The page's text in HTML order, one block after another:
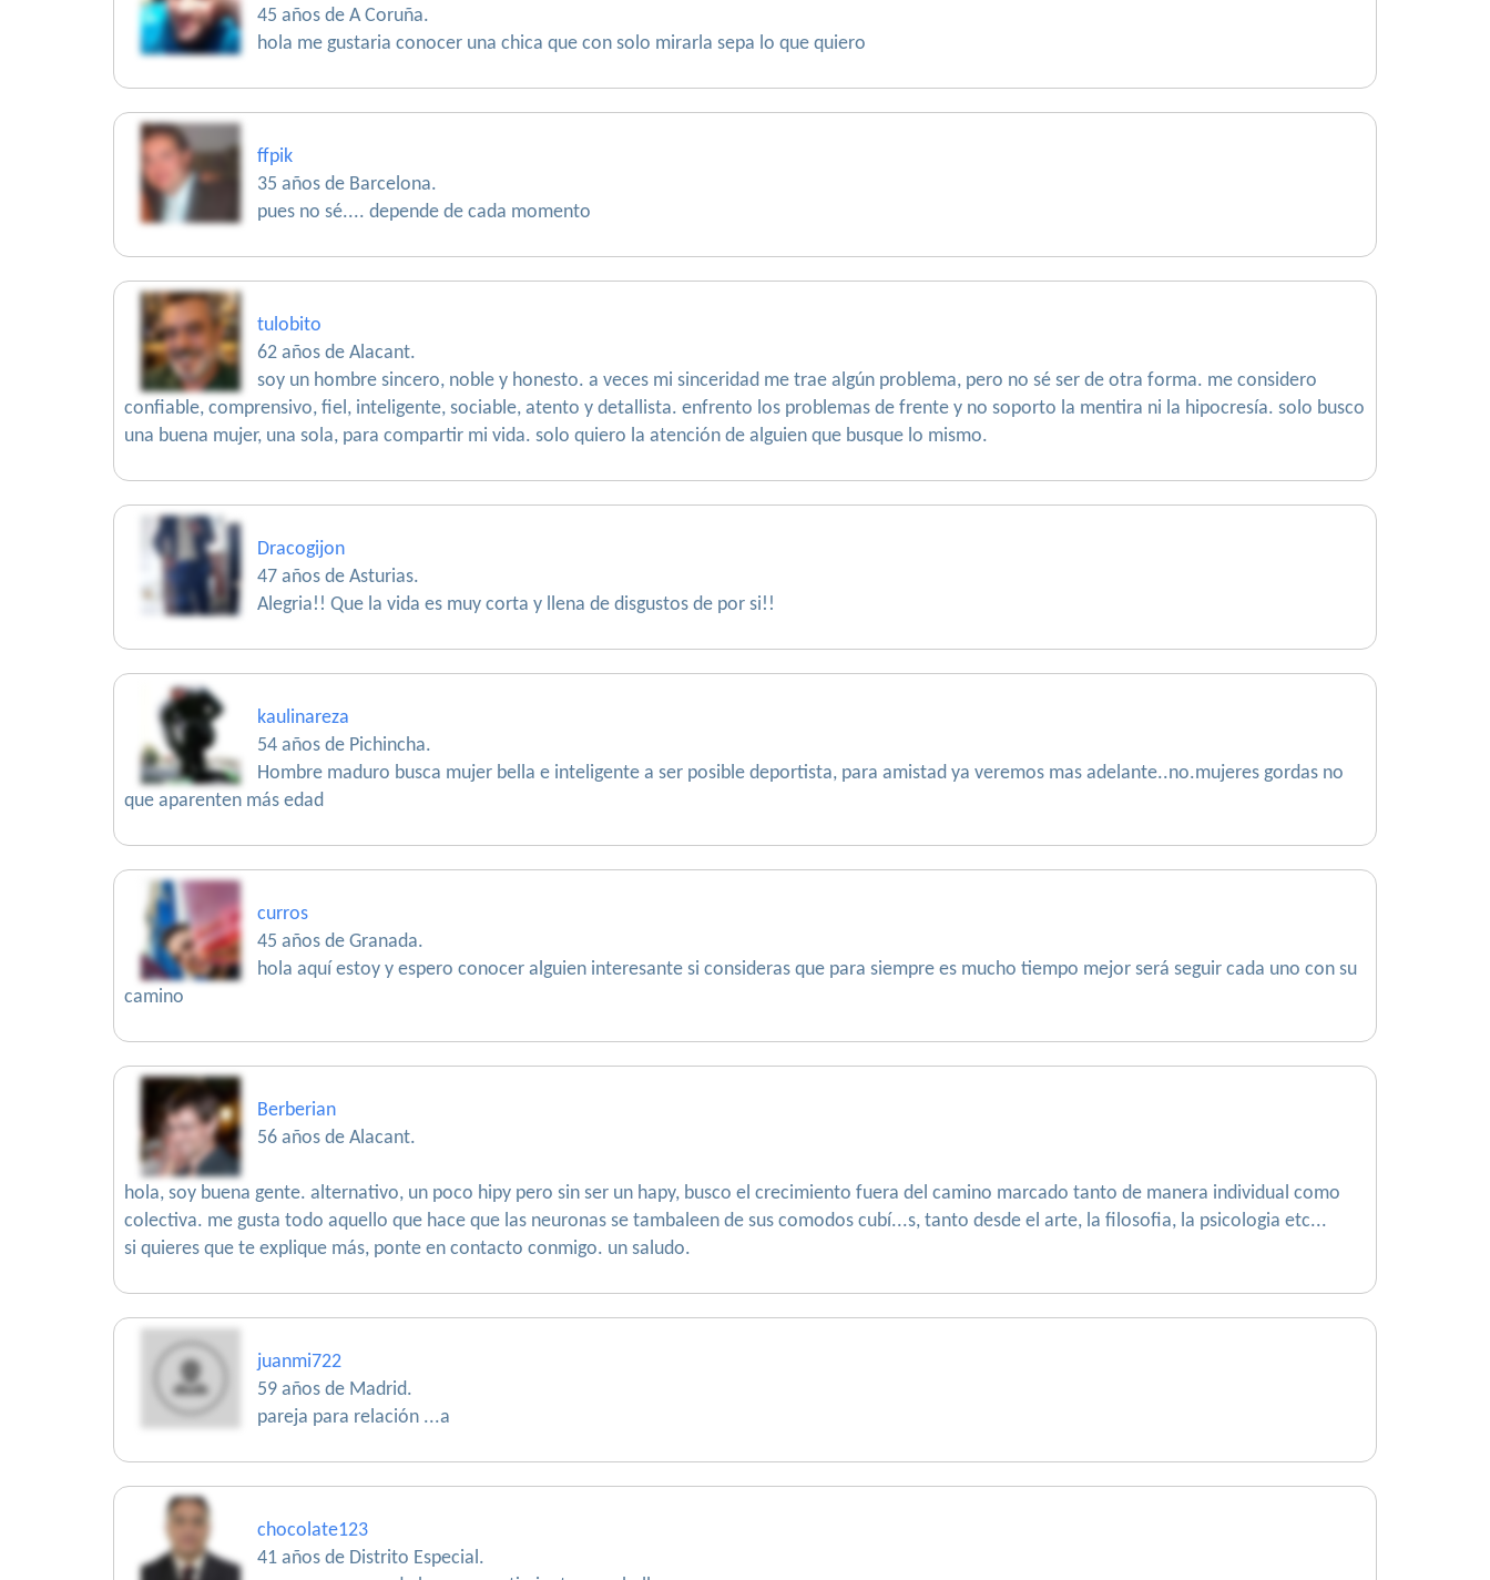
45 años de A Coruña.
hola me gustaria conocer una chica que con solo mirarla sepa lo que quiero
ffpik
35 años de Barcelona.
pues no sé.... depende de cada momento
tulobito
62 años de Alacant.
soy un hombre sincero, noble y honesto. a veces mi sinceridad me trae algún problema, pero no sé ser de otra forma. me considero
confiable, comprensivo, fiel, inteligente, sociable, atento y detallista. enfrento los problemas de frente y no soporto la mentira ni la hipocresía. solo busco
una buena mujer, una sola, para compartir mi vida. solo quiero la atención de alguien que busque lo mismo.
Dracogijon
47 años de Asturias.
Alegria!! Que la vida es muy corta y llena de disgustos de por si!!
kaulinareza
54 años de Pichincha.
Hombre maduro busca mujer bella e inteligente a ser posible deportista, para amistad ya veremos mas adelante..no.mujeres gordas no
que aparenten más edad
curros
45 años de Granada.
hola aquí estoy y espero conocer alguien interesante si consideras que para siempre es mucho tiempo mejor será seguir cada uno con su
camino
Berberian
56 años de Alacant.
hola, soy buena gente. alternativo, un poco hipy pero sin ser un hapy, busco el crecimiento fuera del camino marcado tanto de manera individual como
colectiva. me gusta todo aquello que hace que las neuronas se tambaleen de sus comodos cubí...s, tanto desde el arte, la filosofia, la psicologia etc...
si quieres que te explique más, ponte en contacto conmigo. un saludo.
juanmi722
59 años de Madrid.
pareja para relación ...a
chocolate123
41 años de Distrito Especial.